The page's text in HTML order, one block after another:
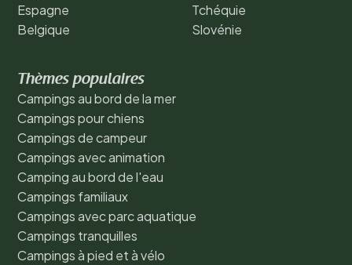
Espagne
Belgique
Tchéquie
Slovénie
Thèmes populaires
Campings au bord de la mer
Campings pour chiens
Campings de campeur
Campings avec animation
Camping au bord de l'eau
Campings familiaux
Campings avec parc aquatique
Campings tranquilles
Campings à pied et à vélo